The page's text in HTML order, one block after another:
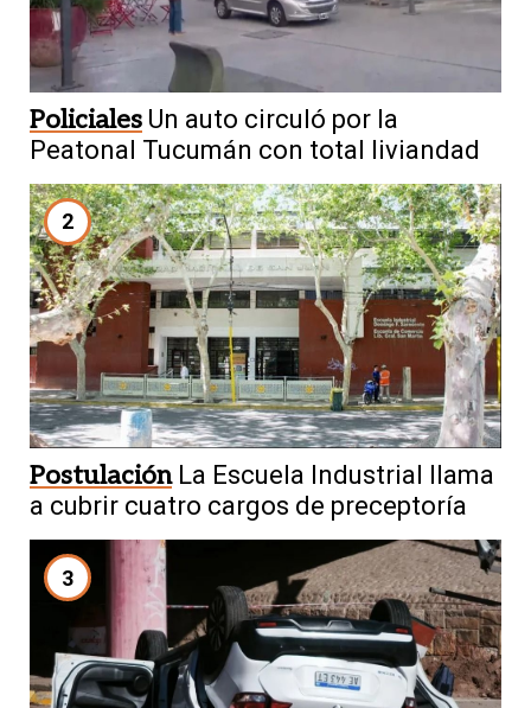
Policiales Un auto circuló por la
Peatonal Tucumán con total liviandad
2
Postulación La Escuela Industrial llama
a cubrir cuatro cargos de preceptoría
3